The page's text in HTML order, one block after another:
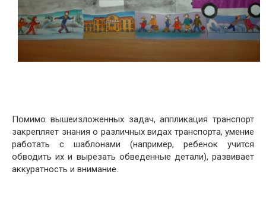
Помимо вышеизложенных задач, аппликация транспорт
закрепляет знания о различных видах транспорта, умение
работать с шаблонами (например, ребенок учится
обводить их и вырезать обведенные детали), развивает
аккуратность и внимание.